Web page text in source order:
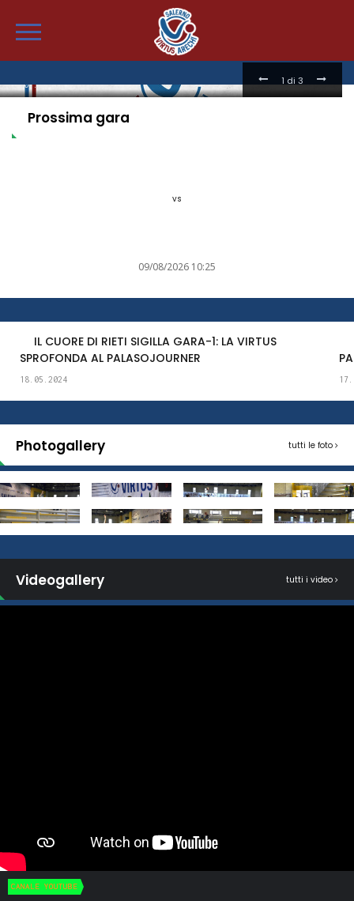
VIRTUS ARECHI SALERNO,
APERTA DEL PRESIDENTE
0
A
2 di 3
Prossima gara
vs
09/08/2026 10:25
IL CUORE DI RIETI SIGILLA GARA-1: LA VIRTUS
SPROFONDA AL PALASOJOURNER
18.05.2024
Photogallery tutti le foto
Videogallery tutti i video
CANALE YOUTUBE